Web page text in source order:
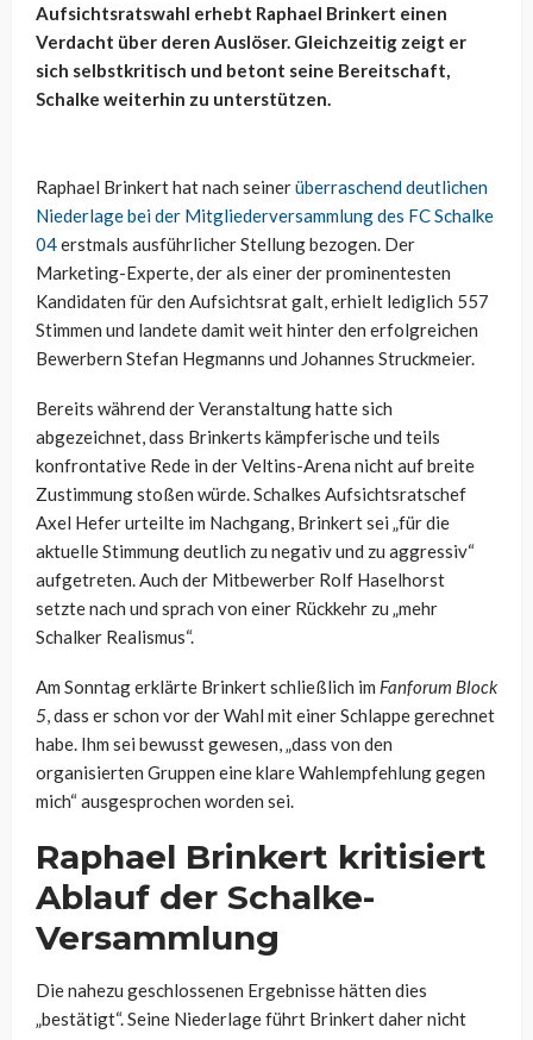
Aufsichtsratswahl erhebt Raphael Brinkert einen
Verdacht über deren Auslöser. Gleichzeitig zeigt er
sich selbstkritisch und betont seine Bereitschaft,
Schalke weiterhin zu unterstützen.
Raphael Brinkert hat nach seinerüberraschend deutlichen
Niederlage bei der Mitgliederversammlung des FC Schalke
04erstmals ausführlicher Stellung bezogen. Der
Marketing-Experte, der als einer der prominentesten
Kandidaten für den Aufsichtsrat galt, erhielt lediglich 557
Stimmen und landete damit weit hinter den erfolgreichen
Bewerbern Stefan Hegmanns und Johannes Struckmeier.
Bereits während der Veranstaltung hatte sich
abgezeichnet, dass Brinkerts kämpferische und teils
konfrontative Rede in der Veltins-Arena nicht auf breite
Zustimmung stoßen würde. Schalkes Aufsichtsratschef
Axel Hefer urteilte im Nachgang, Brinkert sei „für die
aktuelle Stimmung deutlich zu negativ und zu aggressiv“
aufgetreten. Auch der Mitbewerber Rolf Haselhorst
setzte nach und sprach von einer Rückkehr zu „mehr
Schalker Realismus“.
Am Sonntag erklärte Brinkert schließlich im Fanforum Block
5, dass er schon vor der Wahl mit einer Schlappe gerechnet
habe. Ihm sei bewusst gewesen, „dass von den
organisierten Gruppen eine klare Wahlempfehlung gegen
mich“ ausgesprochen worden sei.
Raphael Brinkert kritisiert
Ablauf der Schalke-
Versammlung
Die nahezu geschlossenen Ergebnisse hätten dies
„bestätigt“. Seine Niederlage führt Brinkert daher nicht